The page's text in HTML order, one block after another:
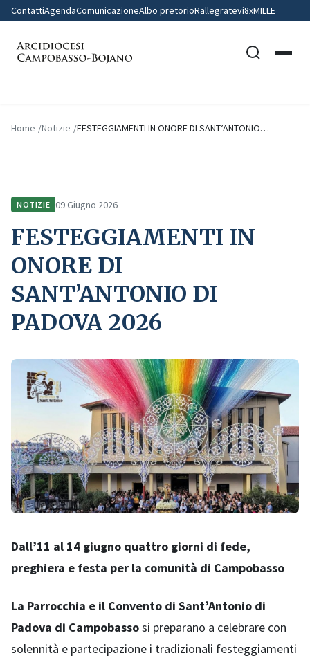
ContattiAgendaComunicazioneAlbo pretorioRallegratevi8xMILLE
Home Notizie FESTEGGIAMENTI IN ONORE DI SANT’ANTONIO…
NOTIZIE 09 Giugno 2026
FESTEGGIAMENTI IN
ONORE DI
SANT’ANTONIO DI
PADOVA 2026
Dall’11 al 14 giugno quattro giorni di fede,
preghiera e festa per la comunità di Campobasso
La Parrocchia e il Convento di Sant’Antonio di
Padova di Campobassosi preparano a celebrare con
solennità e partecipazione i tradizionali festeggiamenti